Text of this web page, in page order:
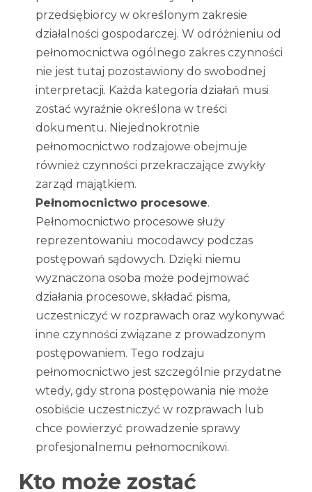
przedsiębiorcy w określonym zakresie
działalności gospodarczej. W odróżnieniu od
pełnomocnictwa ogólnego zakres czynności
nie jest tutaj pozostawiony do swobodnej
interpretacji. Każda kategoria działań musi
zostać wyraźnie określona w treści
dokumentu. Niejednokrotnie
pełnomocnictwo rodzajowe obejmuje
również czynności przekraczające zwykły
zarząd majątkiem.
Pełnomocnictwo procesowe.
Pełnomocnictwo procesowe służy
reprezentowaniu mocodawcy podczas
postępowań sądowych. Dzięki niemu
wyznaczona osoba może podejmować
działania procesowe, składać pisma,
uczestniczyć w rozprawach oraz wykonywać
inne czynności związane z prowadzonym
postępowaniem. Tego rodzaju
pełnomocnictwo jest szczególnie przydatne
wtedy, gdy strona postępowania nie może
osobiście uczestniczyć w rozprawach lub
chce powierzyć prowadzenie sprawy
profesjonalnemu pełnomocnikowi.
Kto może zostać